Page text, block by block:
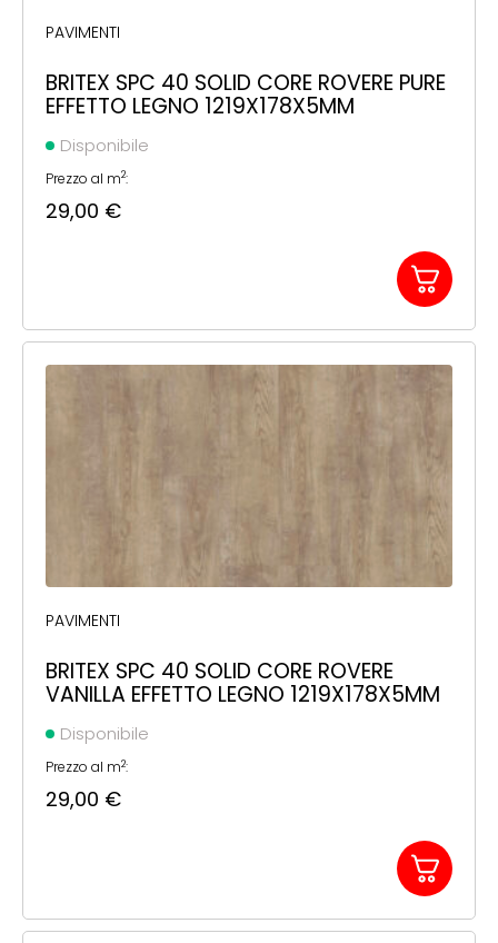
PAVIMENTI
BRITEX SPC 40 SOLID CORE ROVERE PURE
EFFETTO LEGNO 1219X178X5MM
Disponibile
Prezzo al m2:
29,00 €
PAVIMENTI
BRITEX SPC 40 SOLID CORE ROVERE
VANILLA EFFETTO LEGNO 1219X178X5MM
Disponibile
Prezzo al m2:
29,00 €